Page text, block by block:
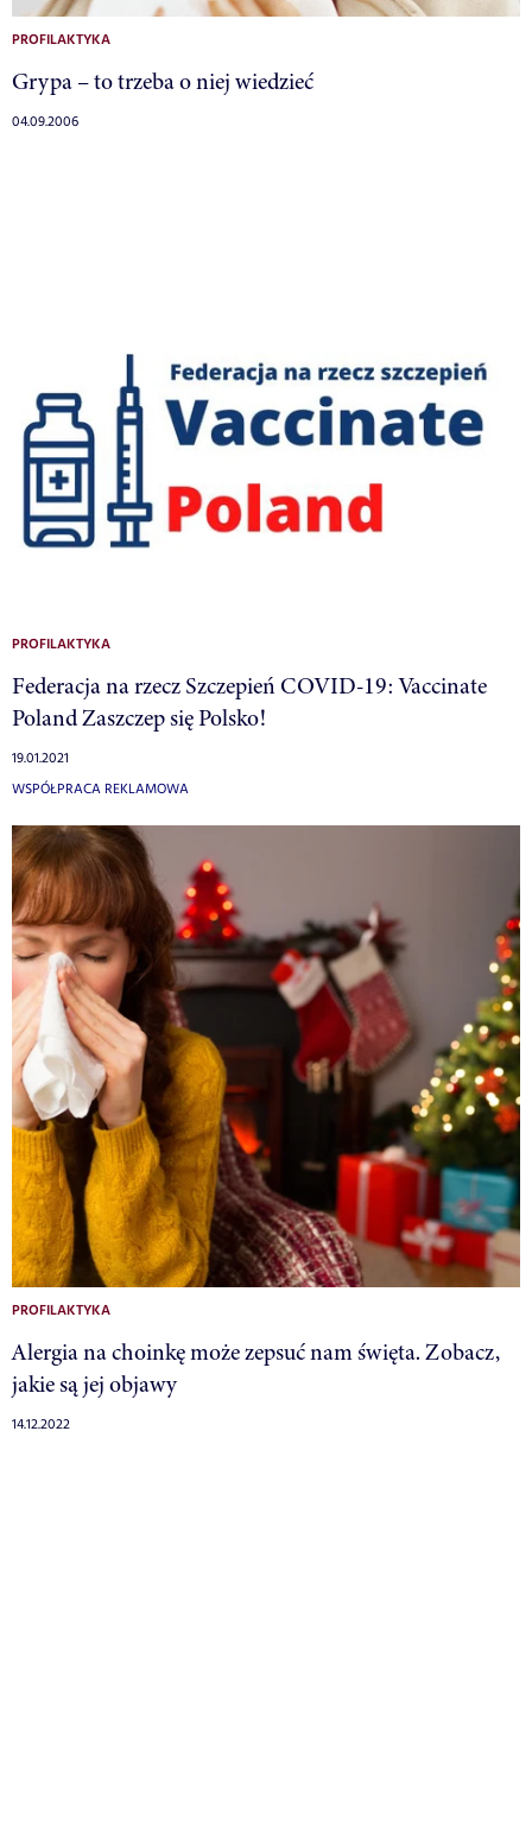
PROFILAKTYKA
Grypa – to trzeba o niej wiedzieć
04.09.2006
PROFILAKTYKA
Federacja na rzecz Szczepień COVID-19: Vaccinate
Poland Zaszczep się Polsko!
19.01.2021
WSPÓŁPRACA REKLAMOWA
PROFILAKTYKA
Alergia na choinkę może zepsuć nam święta. Zobacz,
jakie są jej objawy
14.12.2022